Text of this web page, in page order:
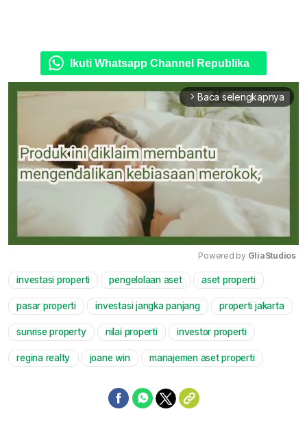
Ikuti Whatsapp Channel Republika
arrow_forward_ios Baca selengkapnya
Mute
Powered by GliaStudios
investasi properti pengelolaan aset aset properti
pasar properti investasi jangka panjang properti jakarta
sunrise property nilai properti investor properti
regina realty joane win manajemen aset properti